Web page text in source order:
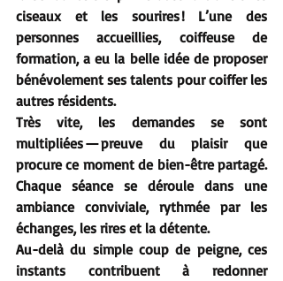
ciseaux et les sourires ! L’une des
personnes accueillies, coiffeuse de
formation, a eu la belle idée de proposer
bénévolement ses talents pour coiffer les
autres résidents.
Très vite, les demandes se sont
multipliées — preuve du plaisir que
procure ce moment de bien-être partagé.
Chaque séance se déroule dans une
ambiance conviviale, rythmée par les
échanges, les rires et la détente.
Au-delà du simple coup de peigne, ces
instants contribuent à redonner